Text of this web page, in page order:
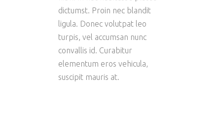
dictumst. Proin nec blandit
ligula. Donec volutpat leo
turpis, vel accumsan nunc
convallis id. Curabitur
elementum eros vehicula,
suscipit mauris at.